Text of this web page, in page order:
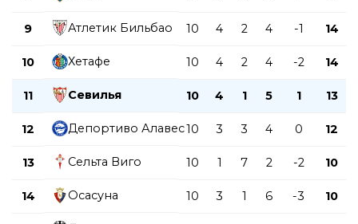
9 Атлетик Бильбао 10 4 2 4 -1 14
10 Хетафе 10 4 2 4 -2 14
11 Севилья 10 4 1 5 1 13
12 Депортиво Алавес10 3 3 4 0 12
13 Сельта Виго 10 1 7 2 -2 10
14 Осасуна 10 3 1 6 -3 10